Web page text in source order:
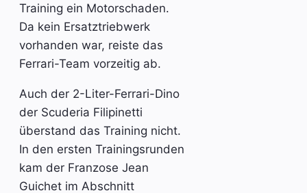
Training ein Motorschaden.
Da kein Ersatztriebwerk
vorhanden war, reiste das
Ferrari-Team vorzeitig ab.
Auch der 2-Liter-Ferrari-Dino
der Scuderia Filipinetti
überstand das Training nicht.
In den ersten Trainingsrunden
kam der Franzose Jean
Guichet im Abschnitt